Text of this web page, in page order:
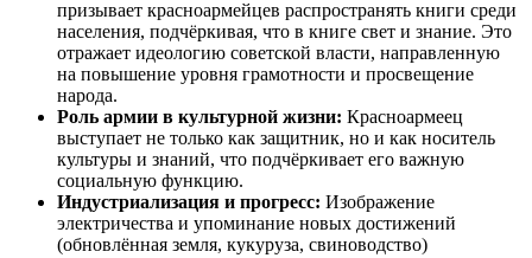
призывает красноармейцев распространять книги среди
населения, подчёркивая, что в книге свет и знание. Это
отражает идеологию советской власти, направленную
на повышение уровня грамотности и просвещение
народа.
Роль армии в культурной жизни: Красноармеец
выступает не только как защитник, но и как носитель
культуры и знаний, что подчёркивает его важную
социальную функцию.
Индустриализация и прогресс: Изображение
электричества и упоминание новых достижений
(обновлённая земля, кукуруза, свиноводство)